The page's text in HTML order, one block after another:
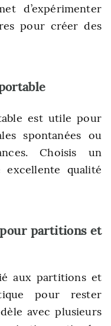
d’expérimenter
pour créer des
est utile pour
spontanées ou
Choisis un
excellente qualité
partitions et
aux partitions et
pour rester
avec plusieurs